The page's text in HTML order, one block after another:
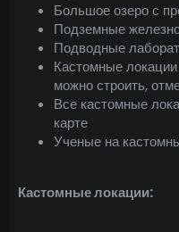
Большое озеро с
Подземные
Подводные
Кастомные
можно строить,
Все кастомные
карте
Ученые на
Кастомные локации: